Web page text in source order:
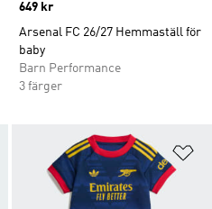
Price
649 kr
Arsenal FC 26/27 Hemmaställ för
baby
Barn Performance
3 färger
Lägg till på önskelistan